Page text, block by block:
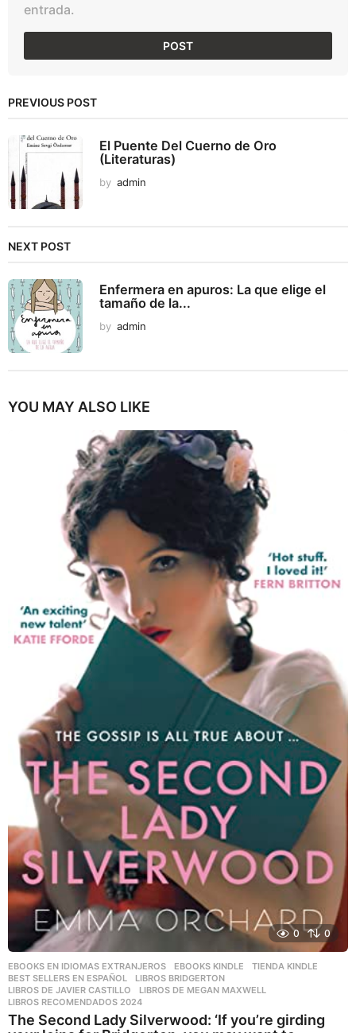
entrada.
PREVIOUS POST
El Puente Del Cuerno de Oro
(Literaturas)
by admin
NEXT POST
Enfermera en apuros: La que elige el
tamaño de la...
by admin
YOU MAY ALSO LIKE
0 0
EBOOKS EN IDIOMAS EXTRANJEROS ,EBOOKS KINDLE ,TIENDA KINDLE
BEST SELLERS EN ESPAÑOL
,LIBROS BRIDGERTON
LIBROS DE JAVIER CASTILLO
,LIBROS DE MEGAN MAXWELL
LIBROS RECOMENDADOS 2024
The Second Lady Silverwood: ‘If you’re girding